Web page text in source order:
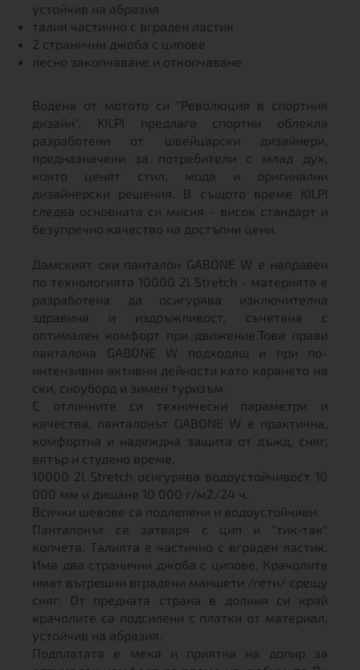
устойчив на абразия
талия частично с вграден ластик
2 странични джоба с ципове
лесно закопчаване и откопчаване
Водена от мотото си "Революция в спортния
дизайн", KILPI предлага спортни облекла
разработени от швейцарски дизайнери,
предназначени за потребители с млад дух,
които ценят стил, мода и оригинални
дизайнерски решения. В същото време KILPI
следва основната си мисия - висок стандарт и
безупречно качество на достъпни цени.
Дамският ски панталон GABONE W е направен
по технологията 10000 2l Stretch - материята е
разработена да осигурява изключителна
здравина и издръжливост, съчетана с
оптимален комфорт при движение.Това прави
панталона GABONE W подходящ и при по-
интензивни активни дейности като карането на
ски, сноуборд и зимен туризъм.
С отличните си технически параметри и
качества, панталонът GABONE W е практична,
комфортна и надеждна защита от дъжд, сняг,
вятър и студено време.
10000 2l Stretch осигурява водоустойчивост 10
000 мм и дишане 10 000 г/м2/24 ч.
Всички шевове са подлепени и водоустойчиви.
Панталонът се затваря с цип и "тик-так"
копчета. Талията е частично с вграден ластик.
Има два странични джоба с ципове. Крачолите
имат вътрешни вградени маншети /гети/ срещу
сняг. От предната страна в долния си край
крачолите са подсилени с платки от материал,
устойчив на абразия.
Подплатата е мека и приятна на допир за